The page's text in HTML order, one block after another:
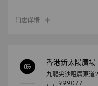
门店详情
香港新太陽廣場
九龍尖沙咀廣東道
，
， 999077